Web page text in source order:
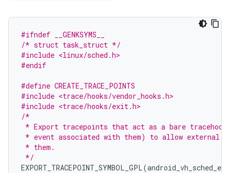
#ifndef __GENKSYMS__
/* struct task_struct */
#include <linux/sched.h>
#endif
#define CREATE_TRACE_POINTS
#include <trace/hooks/vendor_hooks.h>
#include <trace/hooks/exit.h>
/*
* Export tracepoints that act as a bare
* event associated with them) to allow external
* them.
*/
EXPORT_TRACEPOINT_SYMBOL_GPL(